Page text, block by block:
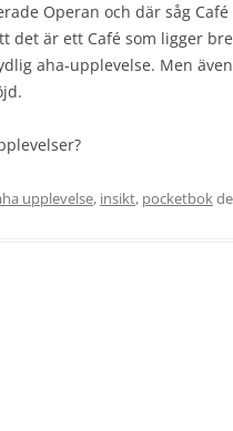
Operan och där såg
det är ett Café som ligger
aha-upplevelse. Men
upplevelse, insikt, pocketbok